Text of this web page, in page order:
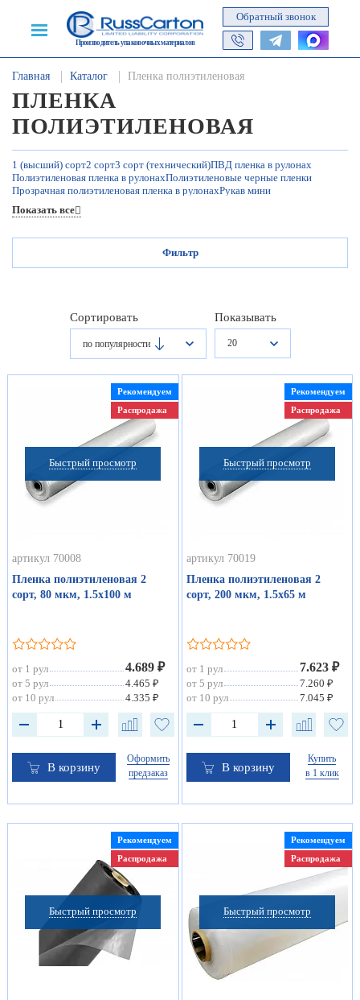
Производитель упаковочных материалов
Обратный звонок
Главная Каталог Пленка полиэтиленовая
ПЛЕНКА
ПОЛИЭТИЛЕНОВАЯ
1 (высший) сорт2 сорт3 сорт (технический)ПВД пленка в рулонах
Полиэтиленовая пленка в рулонахПолиэтиленовые черные пленки
Прозрачная полиэтиленовая пленка в рулонахРукав мини
Строительная пленка в рулонах
60 мкм80 мкм100 мкм
Показать все
Фильтр
Сортировать
по популярности
Показывать
20
Быстрый просмотр
Рекомендуем
Распродажа
артикул 70008
Пленка полиэтиленовая 2
сорт, 80 мкм, 1.5х100 м
от 1 рул 4.689 ₽
от 5 рул
4.465 ₽
от 10 рул
4.335 ₽
В корзину
Оформить
предзаказ
Быстрый просмотр
Рекомендуем
Распродажа
артикул 70019
Пленка полиэтиленовая 2
сорт, 200 мкм, 1.5х65 м
от 1 рул 7.623 ₽
от 5 рул
7.260 ₽
от 10 рул
7.045 ₽
В корзину
Купить
в 1 клик
Быстрый просмотр
Рекомендуем
Распродажа
Быстрый просмотр
Рекомендуем
Распродажа